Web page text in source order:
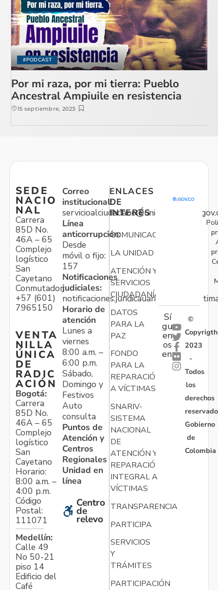
#PODCAST
Por mi raza, por mi tierra: Pueblo
Ancestral Ampiuile en resistencia
15 septiembre, 2023
SEDE
NACIO
NAL
Carrera
85D No.
46A – 65
Complejo
logístico
San
Cayetano
Conmutador:
+57 (601)
7965150
VENTA
NILLA
ÚNICA
DE
RADIC
ACIÓN
Bogotá:
Carrera
85D No.
46A – 65
Complejo
logístico
San
Cayetano
Horario:
8:00 a.m. –
4:00 p.m.
Código
Postal:
111071
Medellín:
Calle 49
No 50-21
piso 14
Edificio del
Café
Correo
institucional:
Línea
anticorrupción:
Desde
móvil o fijo:
157
Notificaciones
judiciales:
Horario de
atención
Lunes a
viernes
8:00 a.m. –
6:00 p.m.
Sábado,
Domingo y
Festivos
Auto
consulta
Puntos de
Atención y
Centros
Regionales
Unidad en
línea
Centro
de
relevo
ENLACES
DE
INTERÉS
COMUNICACIONES
LA UNIDAD
ATENCIÓN Y
SERVICIOS
CIUDADANÍA
DATOS
PARA LA
PAZ
FONDO
PARA LA
REPARACIÓN
A VÍCTIMAS
SNARIV-
SISTEMA
NACIONAL
DE
ATENCIÓN Y
REPARACIÓN
INTEGRAL A
VÍCTIMAS
TRANSPARENCIA
PARTICIPA
SERVICIOS
Y
TRÁMITES
PARTICIPACIÓN
Sí
gu
en
os
en:
©
Copyrigth
2023
-
Todos
los
derechos
Gobierno
de
Colombia